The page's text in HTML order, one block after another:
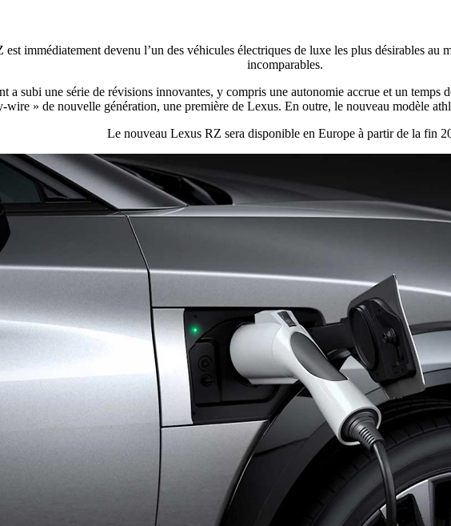
immédiatement devenu l’un des véhicules électriques de luxe les plus désirables au
incomparables.
a subi une série de révisions innovantes, y compris une autonomie accrue et un
wire » de nouvelle génération, une première de Lexus. En outre, le nouveau modèle
Le nouveau Lexus RZ sera disponible en Europe à partir de la fin